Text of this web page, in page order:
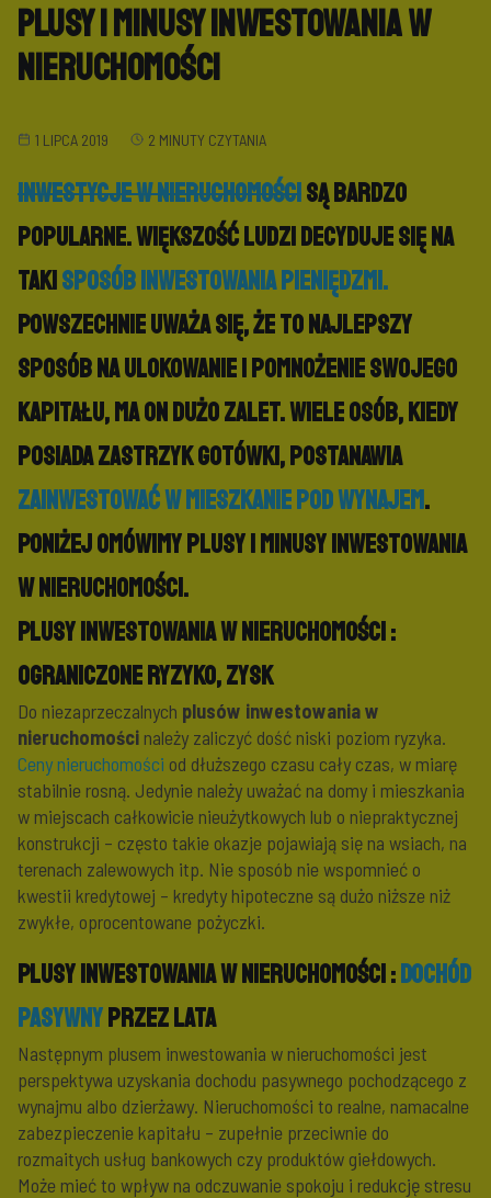
Plusy i minusy inwestowania w
nieruchomości
1 LIPCA 2019 2 MINUTY CZYTANIA
Inwestycje w nieruchomościsą bardzo
popularne. Większość ludzi decyduje się na
takisposób inwestowania pieniędzmi.
Powszechnie uważa się, że to najlepszy
sposób na ulokowanie i pomnożenie swojego
kapitału, ma on dużo zalet. Wiele osób, kiedy
posiada zastrzyk gotówki, postanawia
zainwestować w mieszkanie pod wynajem.
Poniżej omówimyplusy i minusy inwestowania
w nieruchomości.
Plusy inwestowania w nieruchomości :
ograniczone ryzyko, zysk
Do niezaprzeczalnych plusów inwestowania w
nieruchomości należy zaliczyć dość niski poziom ryzyka.
Ceny nieruchomości od dłuższego czasu cały czas, w miarę
stabilnie rosną. Jedynie należy uważać na domy i mieszkania
w miejscach całkowicie nieużytkowych lub o niepraktycznej
konstrukcji – często takie okazje pojawiają się na wsiach, na
terenach zalewowych itp. Nie sposób nie wspomnieć o
kwestii kredytowej – kredyty hipoteczne są dużo niższe niż
zwykłe, oprocentowane pożyczki.
Plusy inwestowania w nieruchomości:dochód
pasywnyprzez lata
Następnym plusem inwestowania w nieruchomości jest
perspektywa uzyskania dochodu pasywnego pochodzącego z
wynajmu albo dzierżawy. Nieruchomości to realne, namacalne
zabezpieczenie kapitału – zupełnie przeciwnie do
rozmaitych usług bankowych czy produktów giełdowych.
Może mieć to wpływ na odczuwanie spokoju i redukcję stresu